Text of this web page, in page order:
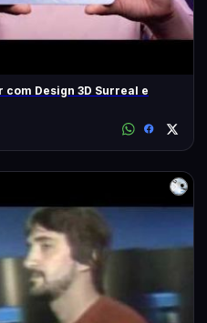
com Design 3D Surreal e